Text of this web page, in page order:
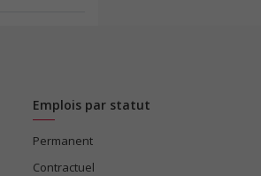
Emplois par statut
Permanent
Contractuel